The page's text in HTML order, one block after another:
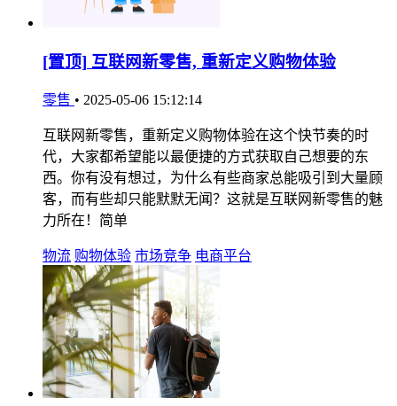
[置顶] 互联网新零售, 重新定义购物体验
零售 • 2025-05-06 15:12:14
互联网新零售，重新定义购物体验在这个快节奏的时
代，大家都希望能以最便捷的方式获取自己想要的东
西。你有没有想过，为什么有些商家总能吸引到大量顾
客，而有些却只能默默无闻？这就是互联网新零售的魅
力所在！简单
物流 购物体验 市场竞争 电商平台